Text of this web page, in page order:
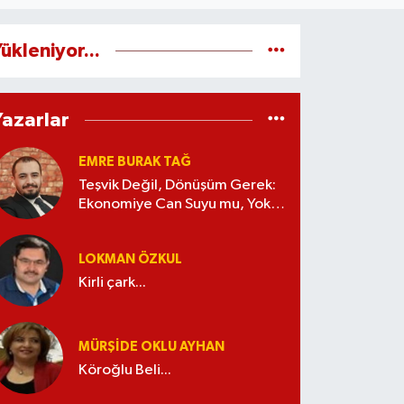
EMRE BURAK TAĞ
Teşvik Değil, Dönüşüm Gerek:
Ekonomiye Can Suyu mu, Yoksa
LOKMAN ÖZKUL
Kirli çark...
MÜRŞIDE OKLU AYHAN
Köroğlu Beli...